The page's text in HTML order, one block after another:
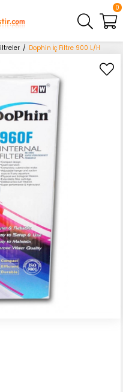
0
Dophin İç Filtre 900 L/H